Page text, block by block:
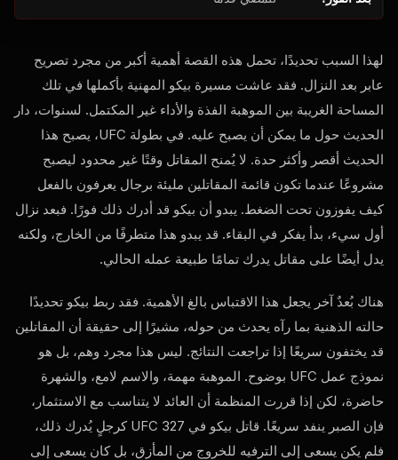
لهذا السبب تحديدًا، تحمل هذه القصة أهمية أكبر من مجرد تصريح
عابر بعد النزال. فقد عاشت مسيرة بيكو المهنية بأكملها في تلك
المساحة الغريبة بين الموهبة الفذة والأداء غير المكتمل. لسنوات، دار
الحديث حول ما يمكن أن يصبح عليه. في بطولة UFC، يصبح هذا
الحديث أقصر وأكثر حدة. لا يُمنح المقاتل وقتًا غير محدود ليصبح
مشروعًا عندما تكون قائمة المقاتلين مليئة برجال يعرفون بالفعل
كيف يفوزون تحت الضغط. يبدو أن بيكو قد أدرك ذلك فورًا. فبعد نزال
أول سيء، بدأ يفكر في البقاء. قد يبدو هذا متطرفًا من الخارج، ولكنه
يدل أيضًا على مقاتل يدرك تمامًا طبيعة عمله الحالي.
هناك بُعدٌ آخر يجعل هذا الاقتباس بالغ الأهمية. فقد ربط بيكو تحديدًا
حالته الذهنية بما رآه يحدث من حوله، مشيرًا إلى حقيقة أن المقاتلين
قد يختفون سريعًا إذا تراجعت النتائج. ليس هذا مجرد وهم، بل هو
نموذج عمل UFC بوضوح. الموهبة مهمة، والاسم لامع، والشهرة
حاضرة، لكن إذا قررت المنظمة أن العائد لا يتناسب مع الاستثمار،
فإن الصبر ينفد سريعًا. قاتل بيكو في UFC 327 كرجلٍ يُدرك ذلك،
فلم يكن يسعى إلى الترفيه للخروج من المأزق، بل كان يسعى إلى